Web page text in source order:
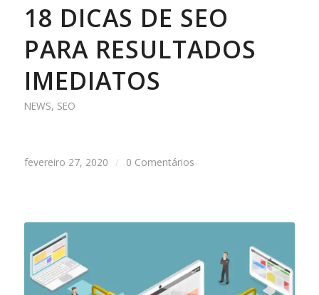
18 DICAS DE SEO
PARA RESULTADOS
IMEDIATOS
NEWS, SEO
fevereiro 27, 2020 / 0 Comentários